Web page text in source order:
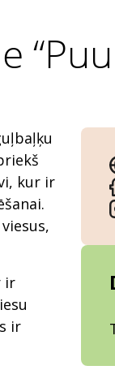
kur ir
ir
ir